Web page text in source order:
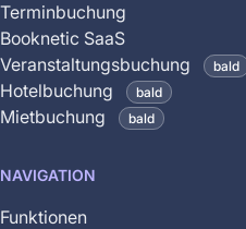
is
coming
soon
and
is
yet
available
Terminbuchung
Booknetic SaaS
Veranstaltungsbuchung
bald
Hotelbuchung bald
Mietbuchung bald
NAVIGATION
Funktionen